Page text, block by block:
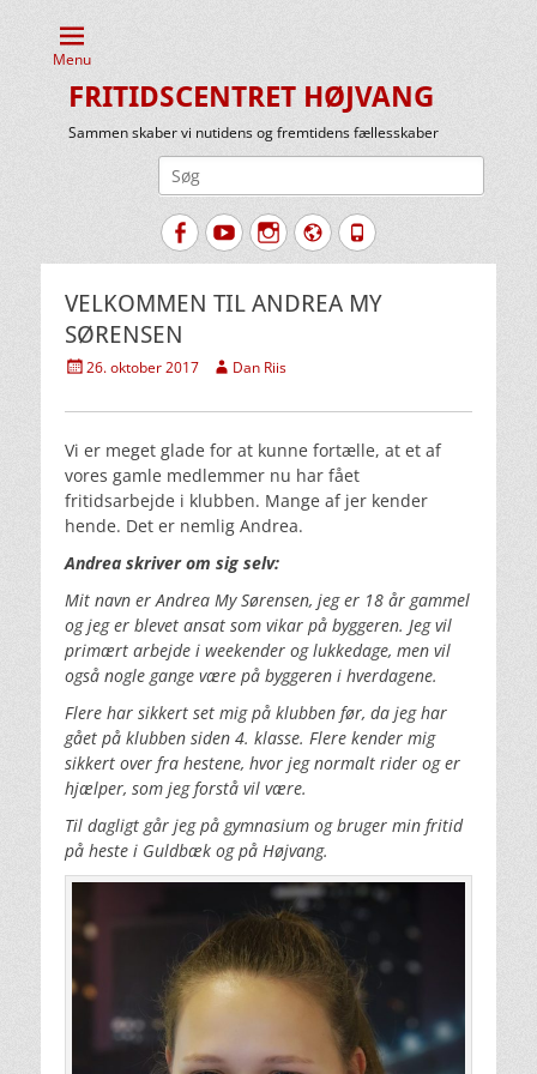
Menu
FRITIDSCENTRET HØJVANG
Sammen skaber vi nutidens og fremtidens fællesskaber
FacebookYouTubeInstagram
Website
Tlf.
VELKOMMEN TIL ANDREA MY
SØRENSEN
Udgivet
26. oktober 2017 Forfatter
Dan Riis
Vi er meget glade for at kunne fortælle, at et af
vores gamle medlemmer nu har fået
fritidsarbejde i klubben. Mange af jer kender
hende. Det er nemlig Andrea.
Andrea skriver om sig selv:
Mit navn er Andrea My Sørensen, jeg er 18 år gammel
og jeg er blevet ansat som vikar på byggeren. Jeg vil
primært arbejde i weekender og lukkedage, men vil
også nogle gange være på byggeren i hverdagene.
Flere har sikkert set mig på klubben før, da jeg har
gået på klubben siden 4. klasse. Flere kender mig
sikkert over fra hestene, hvor jeg normalt rider og er
hjælper, som jeg forstå vil være.
Til dagligt går jeg på gymnasium og bruger min fritid
på heste i Guldbæk og på Højvang.